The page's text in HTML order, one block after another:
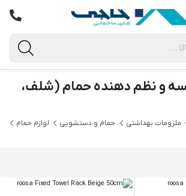
و نظم دهنده حمام (شلف،
ملزومات بهداشتی حمام و دستشویی لوازم حمام